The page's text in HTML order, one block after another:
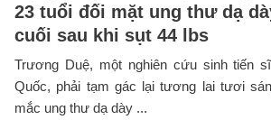
23 tuổi đối mặt ung thư dạ
cuối sau khi sụt 44 lbs
Trương Duệ, một nghiên cứu sinh tiến
Quốc, phải tạm gác lại tương lai tươi
mắc ung thư dạ dày ...